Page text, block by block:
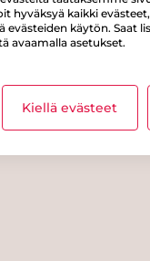
hyväksyä kaikki
evästeiden käytön. Saat
avaamalla asetukset.
Kiellä evästeet